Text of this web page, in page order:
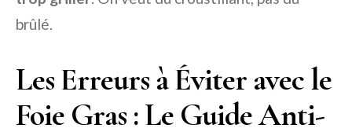
brûlé.
Les Erreurs à Éviter avec le
Foie Gras : Le Guide Anti-